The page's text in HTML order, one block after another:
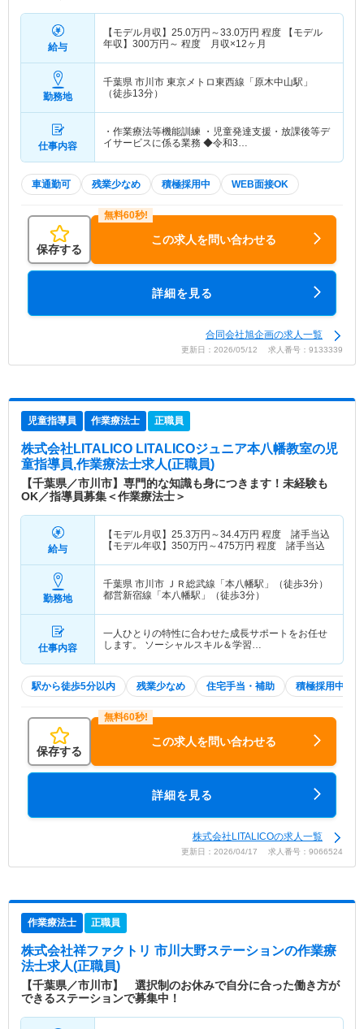
給与
【モデル月収】 25.0万円～33.0万円 程度 【モデル
年収】 300万円～ 程度 月収×12ヶ月
勤務地
千葉県 市川市 東京メトロ東西線「原木中山駅」
（徒歩13分）
仕事内容
・作業療法等機能訓練 ・児童発達支援・放課後等デ
イサービスに係る業務 ◆令和3…
車通勤可 残業少なめ 積極採用中 WEB面接OK
保存する
この求人を問い合わせる
詳細を見る
合同会社旭企画の求人一覧
更新日：2026/05/12 求人番号：9133339
児童指導員 作業療法士 正職員
株式会社LITALICO LITALICOジュニア本八幡教室の児
童指導員,作業療法士求人(正職員)
【千葉県／市川市】専門的な知識も身につきます！未経験も
OK／指導員募集＜作業療法士＞
給与
【モデル月収】 25.3万円～34.4万円 程度 諸手当込
【モデル年収】 350万円～475万円 程度 諸手当込
勤務地
千葉県 市川市 ＪＲ総武線「本八幡駅」（徒歩3分）
都営新宿線「本八幡駅」（徒歩3分）
仕事内容
一人ひとりの特性に合わせた成長サポートをお任せ
します。 ソーシャルスキル＆学習…
駅から徒歩5分以内 残業少なめ 住宅手当・補助 積極採用中
保存する
この求人を問い合わせる
詳細を見る
株式会社LITALICOの求人一覧
更新日：2026/04/17 求人番号：9066524
作業療法士 正職員
株式会社祥ファクトリ 市川大野ステーションの作業療
法士求人(正職員)
【千葉県／市川市】 選択制のお休みで自分に合った働き方が
できるステーションで募集中！